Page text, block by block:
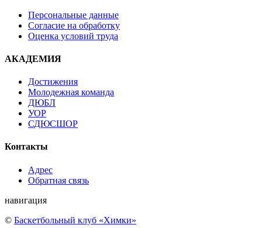
Персональные данные
Согласие на обработку
Оценка условий труда
АКАДЕМИЯ
Достижения
Молодежная команда
ДЮБЛ
УОР
СДЮСШОР
Контакты
Адрес
Обратная связь
навигация
© Баскетбольный клуб «Химки»